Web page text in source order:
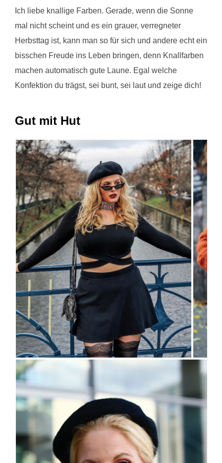
Ich liebe knallige Farben. Gerade, wenn die Sonne
mal nicht scheint und es ein grauer, verregneter
Herbsttag ist, kann man so für sich und andere echt ein
bisschen Freude ins Leben bringen, denn Knallfarben
machen automatisch gute Laune. Egal welche
Konfektion du trägst, sei bunt, sei laut und zeige dich!
Gut mit Hut